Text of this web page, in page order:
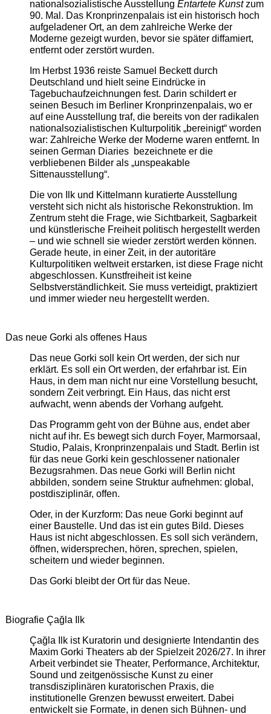
nationalsozialistische Ausstellung Entartete Kunstzum
90. Mal. Das Kronprinzenpalais ist ein historisch hoch
aufgeladener Ort, an dem zahlreiche Werke der
Moderne gezeigt wurden, bevor sie später diffamiert,
entfernt oder zerstört wurden.
Im Herbst 1936 reiste Samuel Beckett durch
Deutschland und hielt seine Eindrücke in
Tagebuchaufzeichnungen fest. Darin schildert er
seinen Besuch im Berliner Kronprinzenpalais, wo er
auf eine Ausstellung traf, die bereits von der radikalen
nationalsozialistischen Kulturpolitik „bereinigt“ worden
war: Zahlreiche Werke der Moderne waren entfernt. In
seinen German Diaries bezeichnete er die
verbliebenen Bilder als „unspeakable
Sittenausstellung“.
Die von Ilk und Kittelmann kuratierte Ausstellung
versteht sich nicht als historische Rekonstruktion. Im
Zentrum steht die Frage, wie Sichtbarkeit, Sagbarkeit
und künstlerische Freiheit politisch hergestellt werden
– und wie schnell sie wieder zerstört werden können.
Gerade heute, in einer Zeit, in der autoritäre
Kulturpolitiken weltweit erstarken, ist diese Frage nicht
abgeschlossen. Kunstfreiheit ist keine
Selbstverständlichkeit. Sie muss verteidigt, praktiziert
und immer wieder neu hergestellt werden.
Das neue Gorki als offenes Haus
Das neue Gorki soll kein Ort werden, der sich nur
erklärt. Es soll ein Ort werden, der erfahrbar ist. Ein
Haus, in dem man nicht nur eine Vorstellung besucht,
sondern Zeit verbringt. Ein Haus, das nicht erst
aufwacht, wenn abends der Vorhang aufgeht.
Das Programm geht von der Bühne aus, endet aber
nicht auf ihr. Es bewegt sich durch Foyer, Marmorsaal,
Studio, Palais, Kronprinzenpalais und Stadt. Berlin ist
für das neue Gorki kein geschlossener nationaler
Bezugsrahmen. Das neue Gorki will Berlin nicht
abbilden, sondern seine Struktur aufnehmen: global,
postdisziplinär, offen.
Oder, in der Kurzform: Das neue Gorki beginnt auf
einer Baustelle. Und das ist ein gutes Bild. Dieses
Haus ist nicht abgeschlossen. Es soll sich verändern,
öffnen, widersprechen, hören, sprechen, spielen,
scheitern und wieder beginnen.
Das Gorki bleibt der Ort für das Neue.
Biografie Çağla Ilk
Çağla Ilk ist Kuratorin und designierte Intendantin des
Maxim Gorki Theaters ab der Spielzeit 2026/27. In ihrer
Arbeit verbindet sie Theater, Performance, Architektur,
Sound und zeitgenössische Kunst zu einer
transdisziplinären kuratorischen Praxis, die
institutionelle Grenzen bewusst erweitert. Dabei
entwickelt sie Formate, in denen sich Bühnen- und